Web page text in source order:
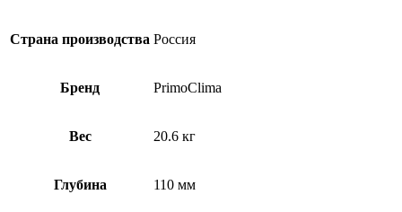
Страна производства Россия
Бренд PrimoClima
Вес 20.6 кг
Глубина 110 мм